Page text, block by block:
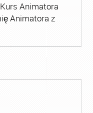
Animatora
Animatora z